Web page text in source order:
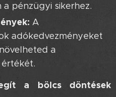
pénzügyi sikerhez.
A
adókedvezményeket
a
a bölcs döntések